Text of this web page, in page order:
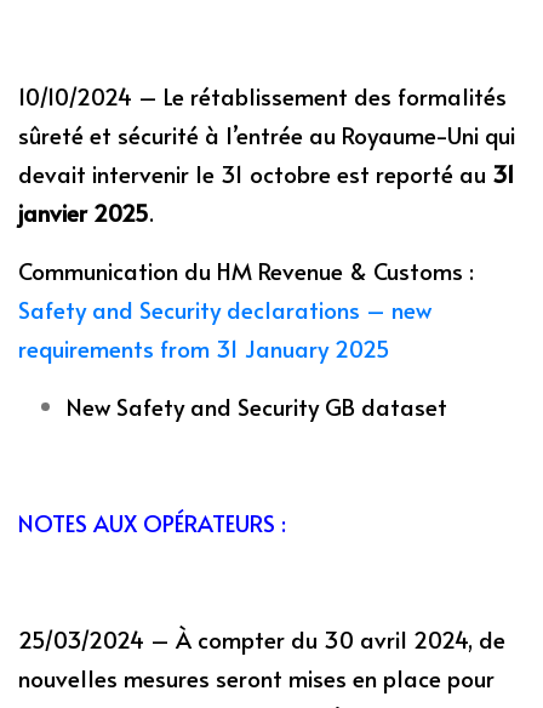
10/10/2024 – Le rétablissement des formalités
sûreté et sécurité à l’entrée au Royaume-Uni qui
devait intervenir le 31 octobre est reporté au 31
janvier 2025.
Communication du HM Revenue & Customs :
Safety and Security declarations – new
requirements from 31 January 2025
New Safety and Security GB dataset
NOTES AUX OPÉRATEURS :
25/03/2024 – À compter du 30 avril 2024, de
nouvelles mesures seront mises en place pour